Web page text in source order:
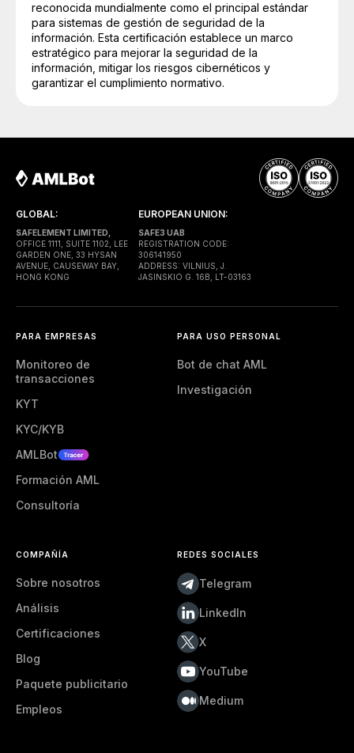
reconocida mundialmente como el principal estándar
para sistemas de gestión de seguridad de la
información. Esta certificación establece un marco
estratégico para mejorar la seguridad de la
información, mitigar los riesgos cibernéticos y
garantizar el cumplimiento normativo.
GLOBAL:
SAFELEMENT LIMITED,
OFFICE 1111, SUITE 1102, LEE
GARDEN ONE, 33 HYSAN
AVENUE, CAUSEWAY BAY,
HONG KONG
EUROPEAN UNION:
SAFE3 UAB
REGISTRATION CODE:
306141950
ADDRESS: VILNIUS, J.
JASINSKIO G. 16B, LT-03163
PARA EMPRESAS
Monitoreo de
transacciones
KYT
KYC/KYB
AMLBot
Formación AML
Consultoría
PARA USO PERSONAL
Bot de chat AML
Investigación
COMPAÑÍA
Sobre nosotros
Análisis
Certificaciones
Blog
Paquete publicitario
Empleos
REDES SOCIALES
Telegram
LinkedIn
X
YouTube
Medium